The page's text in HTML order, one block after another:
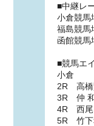
■中継レ
小倉競
福島競
函館競
■競馬エ
小倉
2R 高橋
3R 仲
4R 西尾
5R 竹下